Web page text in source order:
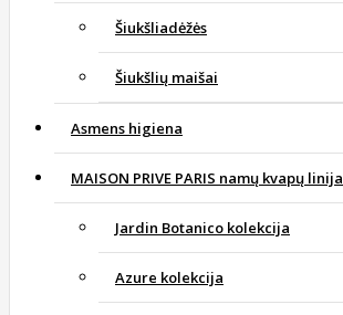
Šiukšliadėžės
Šiukšlių maišai
Asmens higiena
MAISON PRIVE PARIS namų kvapų linija
Jardin Botanico kolekcija
Azure kolekcija